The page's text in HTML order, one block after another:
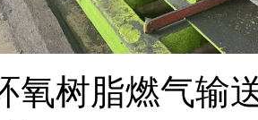
氧树脂燃气输